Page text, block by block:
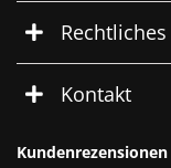
Rechtliches
Kontakt
Kundenrezensionen